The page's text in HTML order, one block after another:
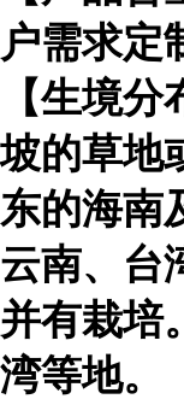
户需求定
【生境
坡的草地
东的海南
云南、台
并有栽培
湾等地。